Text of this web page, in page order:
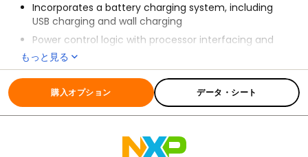
Incorporates a battery charging system, including
USB charging and wall charging
Power control logic with processor interfacing and
event detection, real-time clock and critical
oscillator circuitry with coin cell backup and support
for external secure RTC on a companion processor
IC device
Interfaces with i.MX processors or any other device
management, I/O and communications device
もっと見る
全ての情報 MC13892
購入オプション データ・シート